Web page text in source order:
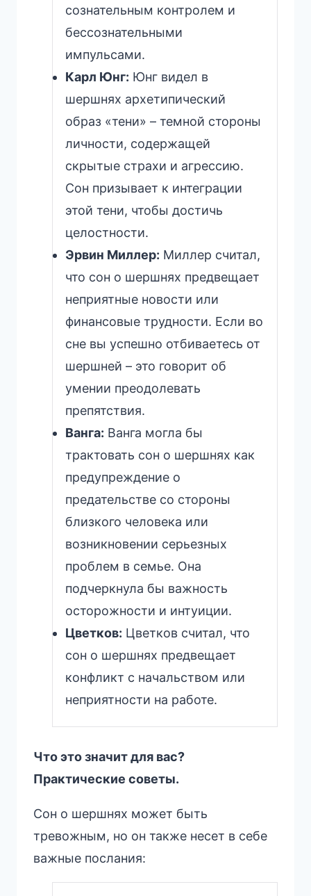
сознательным контролем и
бессознательными
импульсами.
Карл Юнг: Юнг видел в
шершнях архетипический
образ «тени» – темной стороны
личности, содержащей
скрытые страхи и агрессию.
Сон призывает к интеграции
этой тени, чтобы достичь
целостности.
Эрвин Миллер: Миллер считал,
что сон о шершнях предвещает
неприятные новости или
финансовые трудности. Если во
сне вы успешно отбиваетесь от
шершней – это говорит об
умении преодолевать
препятствия.
Ванга: Ванга могла бы
трактовать сон о шершнях как
предупреждение о
предательстве со стороны
близкого человека или
возникновении серьезных
проблем в семье. Она
подчеркнула бы важность
осторожности и интуиции.
Цветков: Цветков считал, что
сон о шершнях предвещает
конфликт с начальством или
неприятности на работе.
Что это значит для вас?
Практические советы.
Сон о шершнях может быть
тревожным, но он также несет в себе
важные послания: